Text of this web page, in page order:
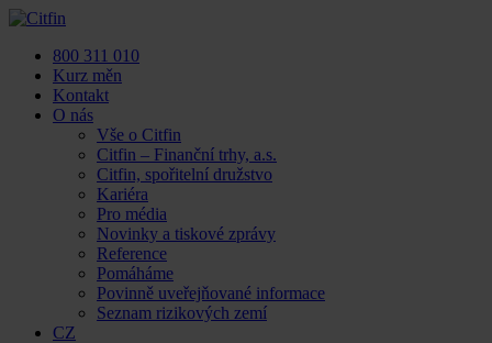
Skip
content800 311 010
Kurz měn
Kontakt
O nás
Vše o Citfin
Citfin – Finanční trhy, a.s.
Citfin, spořitelní družstvo
Kariéra
Pro média
Novinky a tiskové zprávy
Reference
Pomáháme
Povinně uveřejňované informace
Seznam rizikových zemí
CZ